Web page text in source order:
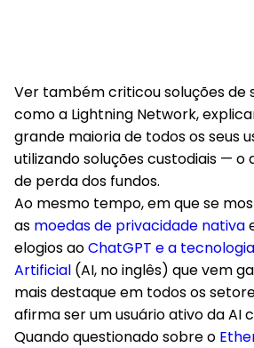
Ver também criticou soluções de
como a Lightning Network,
grande maioria de todos os seus
utilizando soluções custodiais — o
de perda dos fundos.
Ao mesmo tempo, em que se
as moedas de privacidade nativa
elogios aoChatGPT e a
Artificial (AI, no inglês) que vem
mais destaque em todos os
afirma ser um usuário ativo da AI
Quando questionado sobre o